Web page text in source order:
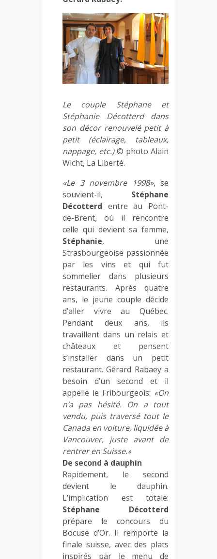
Le couple Stéphane et
Stéphanie Décotterd dans
son décor renouvelé petit à
petit (éclairage, tableaux,
nappage, etc.)© photo Alain
Wicht, La Liberté.
«Le 3 novembre 1998», se
souvient-il, Stéphane
Décotterd entre au Pont-
de-Brent, où il rencontre
celle qui devient sa femme,
Stéphanie, une
Strasbourgeoise passionnée
par les vins et qui fut
sommelier dans plusieurs
restaurants. Après quatre
ans, le jeune couple décide
d’aller vivre au Québec.
Pendant deux ans, ils
travaillent dans un relais et
châteaux et pensent
s’installer dans un petit
restaurant. Gérard Rabaey a
besoin d’un second et il
appelle le Fribourgeois: «On
n’a pas hésité. On a tout
vendu, puis traversé tout le
Canada en voiture, liquidée à
Vancouver, juste avant de
rentrer en Suisse.»
De second à dauphin
Rapidement, le second
devient le dauphin.
L’implication est totale:
Stéphane Décotterd
prépare le concours du
Bocuse d’Or. Il remporte la
finale suisse, avec des plats
inspirés par le menu de